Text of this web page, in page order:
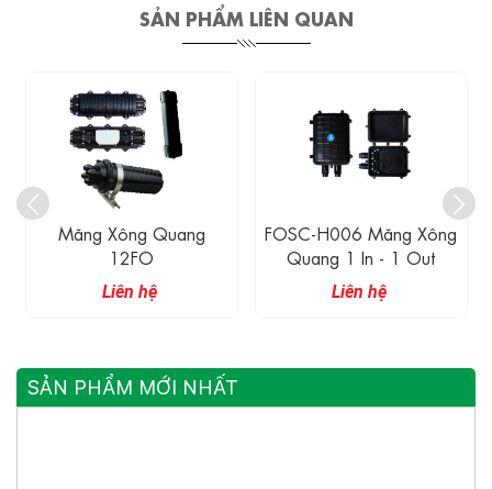
SẢN PHẨM LIÊN QUAN
Măng Xông Quang
12FO
Liên hệ
FOSC-H006 Măng Xông
Quang 1 In - 1 Out
Liên hệ
SẢN PHẨM MỚI NHẤT